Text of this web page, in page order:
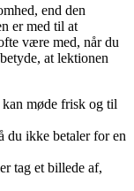
end den
er med til at
være med, når du
at lektionen
møde frisk og til
du ikke betaler for en
tag et billede af,